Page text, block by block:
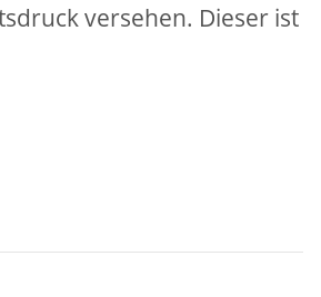
versehen. Dieser ist